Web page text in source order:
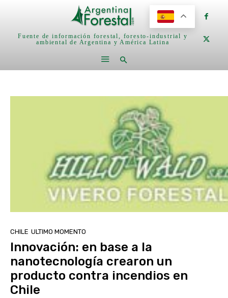
Fuente de información forestal, foresto-industrial y
ambiental de Argentina y América Latina
CHILE ULTIMO MOMENTO
Innovación: en base a la
nanotecnología crearon un
producto contra incendios en
Chile